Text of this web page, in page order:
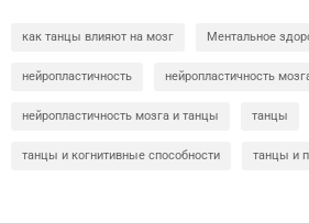
как танцы влияют на мозг Ментальное
нейропластичность нейропластичность
нейропластичность мозга и танцы танцы
танцы и когнитивные способности танцы и